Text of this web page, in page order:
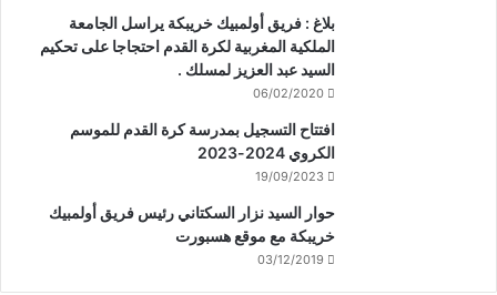
بلاغ : فريق أولمبيك خريبكة يراسل الجامعة
الملكية المغربية لكرة القدم احتجاجا على تحكيم
السيد عبد العزيز لمسلك .
06/02/2020
افتتاح التسجيل بمدرسة كرة القدم للموسم
الكروي 2024-2023
19/09/2023
حوار السيد نزار السكتاني رئيس فريق أولمبيك
خريبكة مع موقع هسبورت
03/12/2019